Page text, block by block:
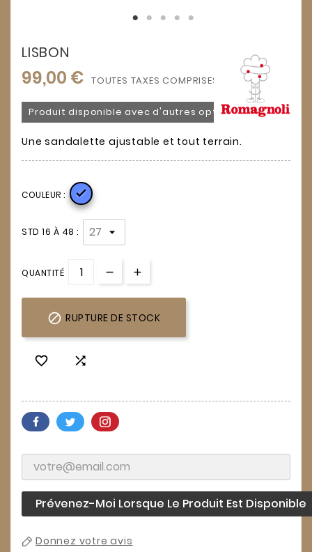
LISBON
99,00 € TOUTES TAXES COMPRISES
Produit disponible avec d'autres options
Une sandalette ajustable et tout terrain.
COULEUR : 
STD 16 À 48 :
QUANTITÉ
 RUPTURE DE STOCK
 
Prévenez-Moi Lorsque Le Produit Est Disponible
Donnez votre avis